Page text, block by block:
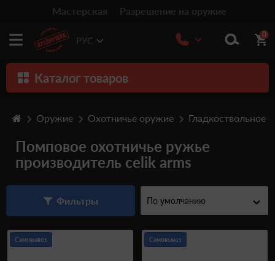
Мастерская Разрешение на оружие
РУС
0
Каталог товаров
Травматическое оружие
Оптика
Аксессуары
Оружие Охотничье оружие Гладкоствольное
Помповое охотничье ружье
производитель celik arms
Фильтры
Самовывоз Самовывоз